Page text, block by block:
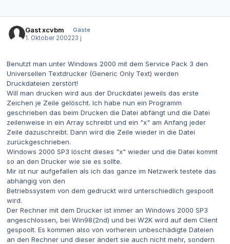
Gast xcvbm
Gäste
1. Oktober 200223 j
Benutzt man unter Windows 2000 mit dem Service Pack 3 den
Universellen Textdrucker (Generic Only Text) werden
Druckdateien zerstört!
Will man drucken wird aus der Druckdatei jeweils das erste
Zeichen je Zeile gelöscht. Ich habe nun ein Programm
geschrieben das beim Drucken die Datei abfängt und die Datei
zeilenweise in ein Array schreibt und ein "x" am Anfang jeder
Zeile dazuschreibt. Dann wird die Zeile wieder in die Datei
zurückgeschrieben.
Windows 2000 SP3 löscht dieses "x" wieder und die Datei kommt
so an den Drucker wie sie es sollte.
Mir ist nur aufgefallen als ich das ganze im Netzwerk testete das
abhängig von den
Betriebssystem von dem gedruckt wird unterschiedlich gespoolt
wird.
Der Rechner mit dem Drucker ist immer an Windows 2000 SP3
angeschlossen, bei Win98(2nd) und bei W2K wird auf dem Client
gespoolt. Es kommen also von vorherein unbeschädigte Dateien
an den Rechner und dieser ändert sie auch nicht mehr, sondern